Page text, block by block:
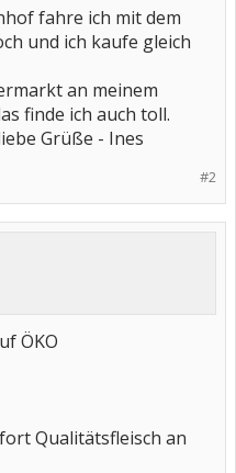
fahre ich mit dem
und ich kaufe gleich
an meinem
finde ich auch toll.
Grüße - Ines
#2
ÖKO
Qualitätsfleisch an